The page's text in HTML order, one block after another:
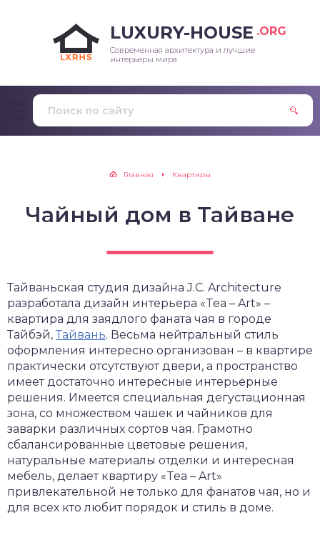
LUXURY-HOUSE .ORG
Современная архитектура и лучшие
интерьеры мира
Главная Квартиры
Чайный дом в Тайване
Тайваньская студия дизайна J.C. Architecture
разработала дизайн интерьера «Tea – Art» –
квартира для заядлого фаната чая в городе
Тайбэй, Тайвань. Весьма нейтральный стиль
оформления интересно организован – в квартире
практически отсутствуют двери, а пространство
имеет достаточно интересные интерьерные
решения. Имеется специальная дегустационная
зона, со множеством чашек и чайников для
заварки различных сортов чая. Грамотно
сбалансированные цветовые решения,
натуральные материалы отделки и интересная
мебель, делает квартиру «Tea – Art»
привлекательной не только для фанатов чая, но и
для всех кто любит порядок и стиль в доме.